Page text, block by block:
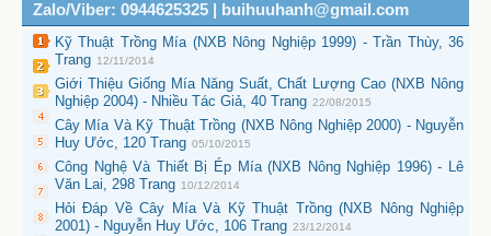
Zalo/Viber: 0944625325 | buihuuhanh@gmail.com
Kỹ Thuật Trồng Mía (NXB Nông Nghiệp 1999) - Trần Thùy, 36
Trang 12/11/2014
Giới Thiệu Giống Mía Năng Suất, Chất Lượng Cao (NXB Nông
Nghiệp 2004) - Nhiều Tác Giả, 40 Trang 22/08/2015
Cây Mía Và Kỹ Thuật Trồng (NXB Nông Nghiệp 2000) - Nguyễn
Huy Ước, 120 Trang 05/10/2015
Công Nghệ Và Thiết Bị Ép Mía (NXB Nông Nghiệp 1996) - Lê
Văn Lai, 298 Trang 10/12/2014
Hỏi Đáp Về Cây Mía Và Kỹ Thuật Trồng (NXB Nông Nghiệp
2001) - Nguyễn Huy Ước, 106 Trang 23/12/2014